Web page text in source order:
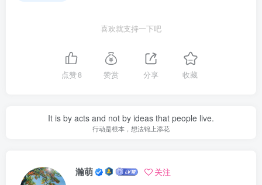
喜欢就支持一下吧
点赞8 赞赏 分享 收藏
It is by acts and not by ideas that people live.
行动是根本，想法锦上添花
瀚萌 关注